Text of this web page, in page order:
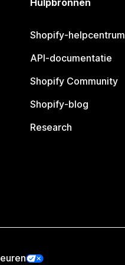
Hulpbronnen
Shopify-helpcentrum
API-documentatie
Shopify Community
Shopify-blog
Research